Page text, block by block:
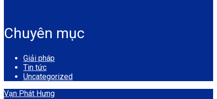
Chuyên mục
Giải pháp
Tin tức
Uncategorized
Vạn Phát Hưng